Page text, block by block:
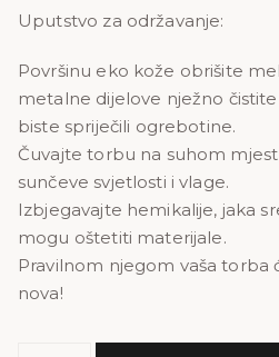
Uputstvo za održavanje:
Površinu eko kože obrišite
metalne dijelove nježno
biste spriječili ogrebotine.
Čuvajte torbu na suhom
sunčeve svjetlosti i vlage.
Izbjegavajte hemikalije, jaka
mogu oštetiti materijale.
Pravilnom njegom vaša torba
nova!